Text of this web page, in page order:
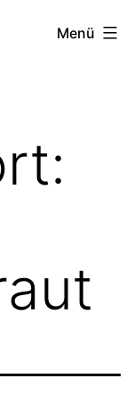
Menü